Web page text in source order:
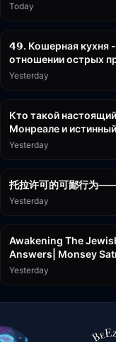
Today
𝟰𝟵. Кошерная кухня
Yesterday
Кто такой
Монреале и
Yesterday
托拉许可的可鄙行为
Yesterday
Awakening The
Answers| Monsey
Yesterday